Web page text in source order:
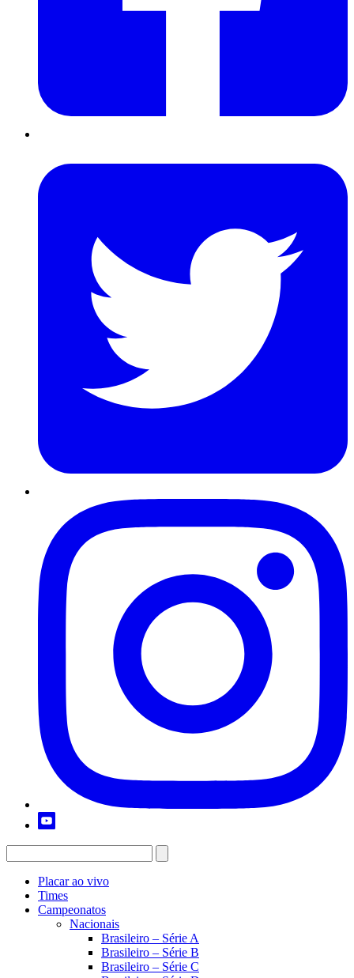
Placar ao vivo
Times
Campeonatos
Nacionais
Brasileiro – Série A
Brasileiro – Série B
Brasileiro – Série C